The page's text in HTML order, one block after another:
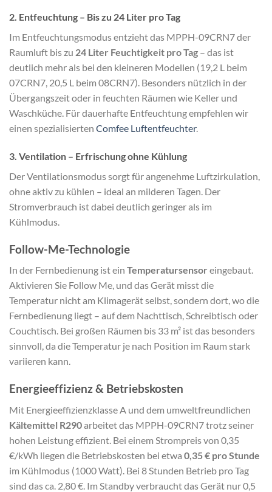
2. Entfeuchtung – Bis zu 24 Liter pro Tag
Im Entfeuchtungsmodus entzieht das MPPH-09CRN7 der
Raumluft bis zu 24 Liter Feuchtigkeit pro Tag – das ist
deutlich mehr als bei den kleineren Modellen (19,2 L beim
07CRN7, 20,5 L beim 08CRN7). Besonders nützlich in der
Übergangszeit oder in feuchten Räumen wie Keller und
Waschküche. Für dauerhafte Entfeuchtung empfehlen wir
einen spezialisierten Comfee Luftentfeuchter.
3. Ventilation – Erfrischung ohne Kühlung
Der Ventilationsmodus sorgt für angenehme Luftzirkulation,
ohne aktiv zu kühlen – ideal an milderen Tagen. Der
Stromverbrauch ist dabei deutlich geringer als im
Kühlmodus.
Follow-Me-Technologie
In der Fernbedienung ist ein Temperatursensor eingebaut.
Aktivieren Sie Follow Me, und das Gerät misst die
Temperatur nicht am Klimagerät selbst, sondern dort, wo die
Fernbedienung liegt – auf dem Nachttisch, Schreibtisch oder
Couchtisch. Bei großen Räumen bis 33 m² ist das besonders
sinnvoll, da die Temperatur je nach Position im Raum stark
variieren kann.
Energieeffizienz & Betriebskosten
Mit Energieeffizienzklasse A und dem umweltfreundlichen
Kältemittel R290arbeitet das MPPH-09CRN7 trotz seiner
hohen Leistung effizient. Bei einem Strompreis von 0,35
€/kWh liegen die Betriebskosten bei etwa 0,35 € pro Stunde
im Kühlmodus (1000 Watt). Bei 8 Stunden Betrieb pro Tag
sind das ca. 2,80 €. Im Standby verbraucht das Gerät nur 0,5